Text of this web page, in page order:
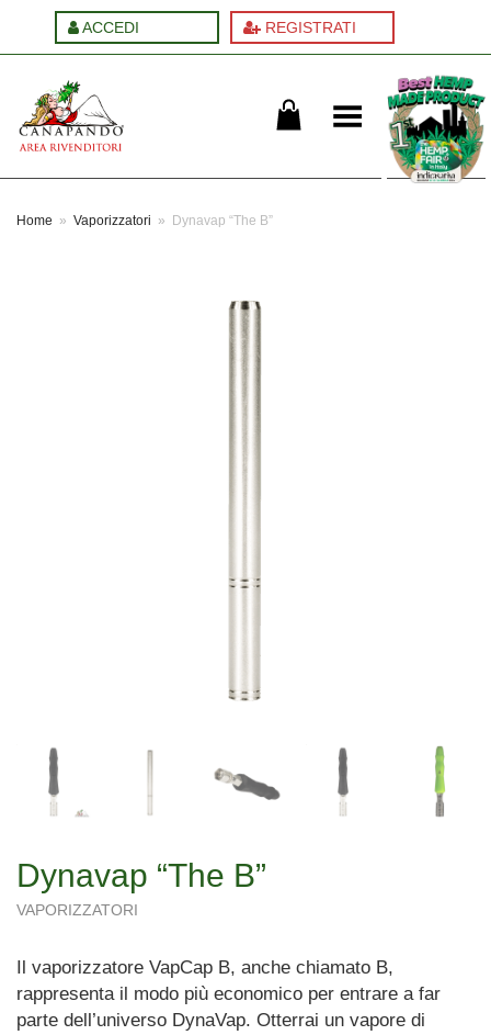
ACCEDI REGISTRATI
Cambia menu
Home » Vaporizzatori » Dynavap “The B”
Dynavap “The B”
VAPORIZZATORI
Il vaporizzatore VapCap B, anche chiamato B,
rappresenta il modo più economico per entrare a far
parte dell’universo DynaVap. Otterrai un vapore di